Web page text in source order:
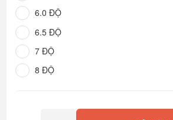
6.0 ĐỘ
6.5 ĐỘ
7 ĐỘ
8 ĐỘ